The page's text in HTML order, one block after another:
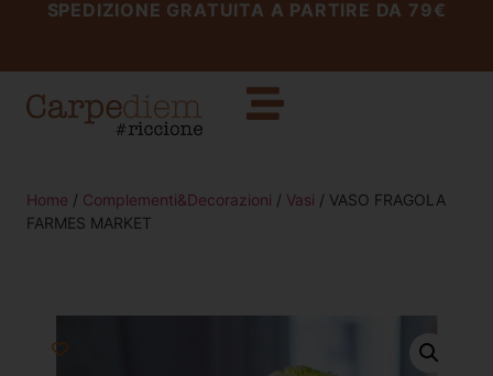
SPEDIZIONE GRATUITA A PARTIRE DA 79€
Home / Complementi&Decorazioni / Vasi / VASO FRAGOLA
FARMES MARKET